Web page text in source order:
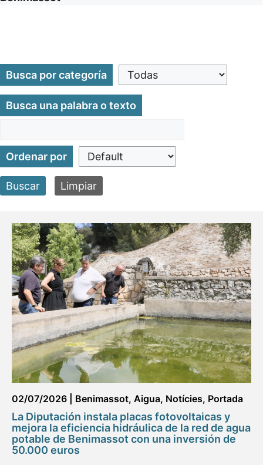
Busca por categoría
Busca una palabra o texto
Ordenar por
Buscar Limpiar
02/07/2026 Benimassot, Aigua, Notícies, Portada
La Diputación instala placas fotovoltaicas y
mejora la eficiencia hidráulica de la red de agua
potable de Benimassot con una inversión de
50.000 euros